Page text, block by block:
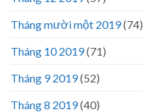
Tháng mười một 2019(74)
Tháng 10 2019(71)
Tháng 9 2019(52)
Tháng 8 2019(40)